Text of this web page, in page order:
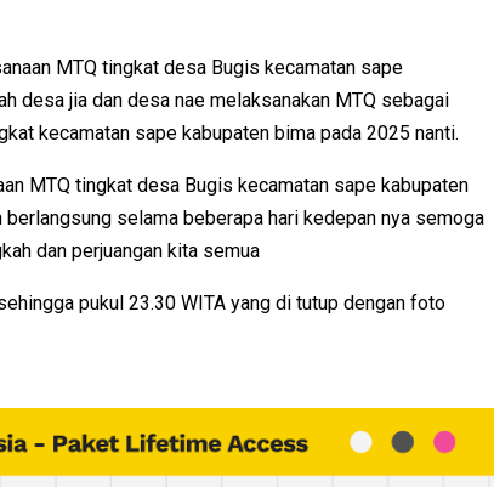
MTQ tingkat desa Bugis kecamatan sape
desa jia dan desa nae melaksanakan MTQ sebagai
kecamatan sape kabupaten bima pada 2025 nanti.
MTQ tingkat desa Bugis kecamatan sape kabupaten
selama beberapa hari kedepan nya semoga
dan perjuangan kita semua
pukul 23.30 WITA yang di tutup dengan foto